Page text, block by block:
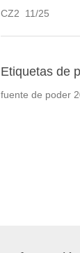
CZ2 11/25
Etiquetas de
fuente de poder